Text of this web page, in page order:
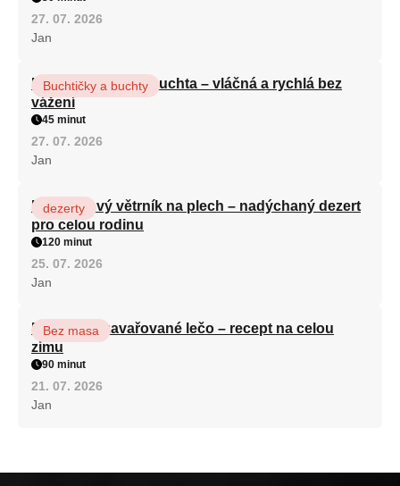
27. 07. 2026
Jan
Hrnková maková buchta – vláčná a rychlá bez
vážení
Buchtičky a buchty
45 minut
27. 07. 2026
Jan
Karamelový větrník na plech – nadýchaný dezert
pro celou rodinu
dezerty
120 minut
25. 07. 2026
Jan
Babiččino zavařované lečo – recept na celou
zimu
Bez masa
90 minut
21. 07. 2026
Jan